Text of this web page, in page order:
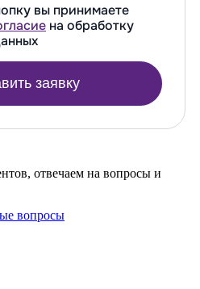
вы принимаете
на обработку
заявку
отвечаем на вопросы и
вопросы